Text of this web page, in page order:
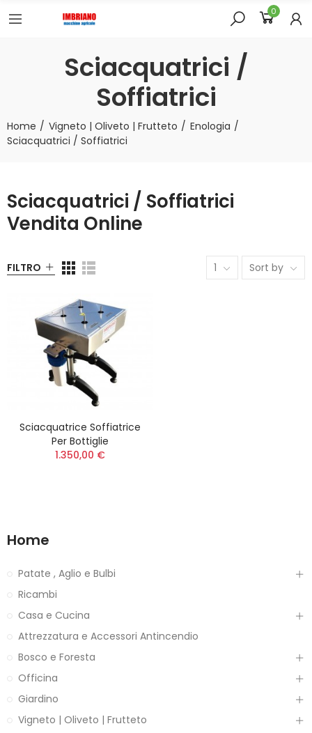
0
Sciacquatrici /
Soffiatrici
Home Vigneto | Oliveto | Frutteto
Enologia
Sciacquatrici / Soffiatrici
Sciacquatrici / Soffiatrici
Vendita Online
FILTRO 1 Sort by
Sciacquatrice Soffiatrice
Per Bottiglie
1.350,00 €
Home
Patate , Aglio e Bulbi
Ricambi
Casa e Cucina
Attrezzatura e Accessori Antincendio
Bosco e Foresta
Officina
Giardino
Vigneto | Oliveto | Frutteto